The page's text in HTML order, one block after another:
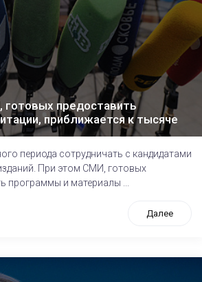
предоставить
приближается к тысяче
периода сотрудничать с кандидатами
При этом СМИ, готовых
программы и материалы ...
Далее